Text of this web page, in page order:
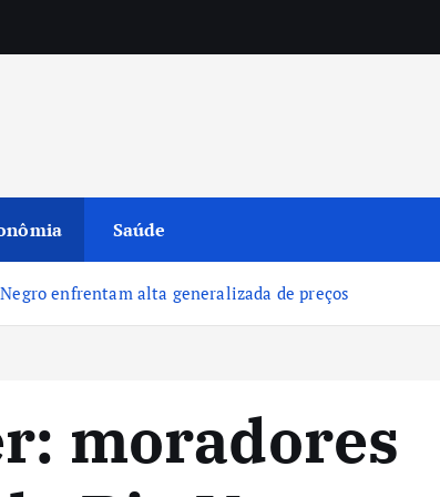
Saúde
enfrentam alta generalizada de preços
moradores